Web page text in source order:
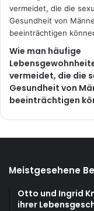
Wie man häufige
vermeidet, die die
Gesundheit von
beeinträchtigen
Meistgesehene
Otto und Ingrid
ihrer